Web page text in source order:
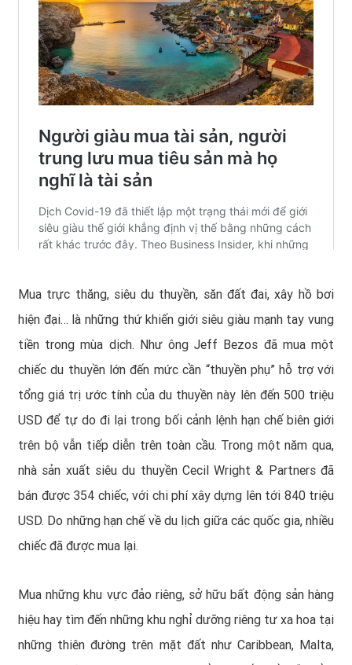
Mua trực thăng, siêu du thuyền, săn đất đai, xây hồ bơi
hiện đại… là những thứ khiến giới siêu giàu mạnh tay vung
tiền trong mùa dịch. Như ông Jeff Bezos đã mua một
chiếc du thuyền lớn đến mức cần “thuyền phụ” hỗ trợ với
tổng giá trị ước tính của du thuyền này lên đến 500 triệu
USD để tự do đi lại trong bối cảnh lệnh hạn chế biên giới
trên bộ vẫn tiếp diễn trên toàn cầu. Trong một năm qua,
nhà sản xuất siêu du thuyền Cecil Wright & Partners đã
bán được 354 chiếc, với chi phí xây dựng lên tới 840 triệu
USD. Do những hạn chế về du lịch giữa các quốc gia, nhiều
chiếc đã được mua lại.
Mua những khu vực đảo riêng, sở hữu bất động sản hàng
hiệu hay tìm đến những khu nghỉ dưỡng riêng tư xa hoa tại
những thiên đường trên mặt đất như Caribbean, Malta,